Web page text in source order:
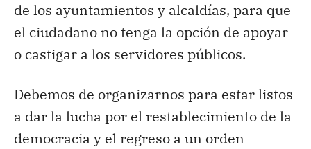
de los ayuntamientos y alcaldías, para que
el ciudadano no tenga la opción de apoyar
o castigar a los servidores públicos.
Debemos de organizarnos para estar listos
a dar la lucha por el restablecimiento de la
democracia y el regreso a un orden